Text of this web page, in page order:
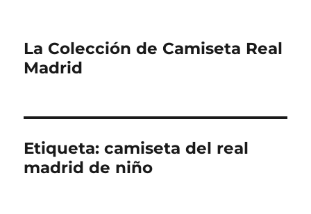
La Colección de Camiseta Real
Madrid
Etiqueta:camiseta del real
madrid de niño